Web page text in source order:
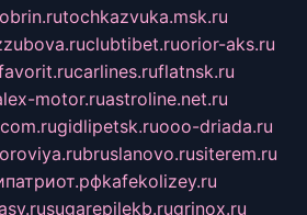
tochkazvuka.msk.ru
clubtibet.ruorior-aks.ru
carlines.ruflatnsk.ru
motor.ruastroline.net.ru
gidlipetsk.ruooo-driada.ru
bruslanovo.rusiterem.ru
kafekolizey.ru
sugarepilekb.rugrinox.ru